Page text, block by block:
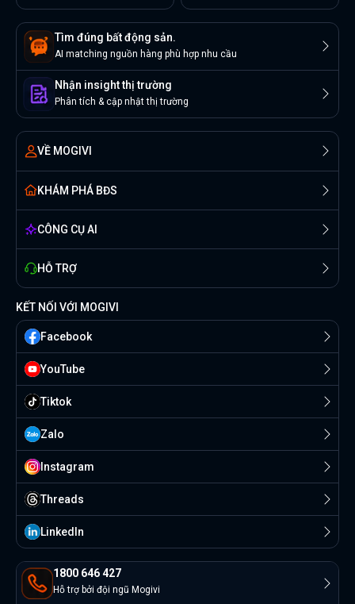
Tìm đúng bất động sản.
AI matching nguồn hàng phù hợp nhu cầu
Nhận insight thị trường
Phân tích & cập nhật thị trường
VỀ MOGIVI
KHÁM PHÁ BĐS
CÔNG CỤ AI
HỖ TRỢ
1800 646 427
Hỗ trợ bởi đội ngũ Mogivi
KẾT NỐI VỚI MOGIVI
Facebook
YouTube
Tiktok
Zalo
Instagram
Threads
Linkedln